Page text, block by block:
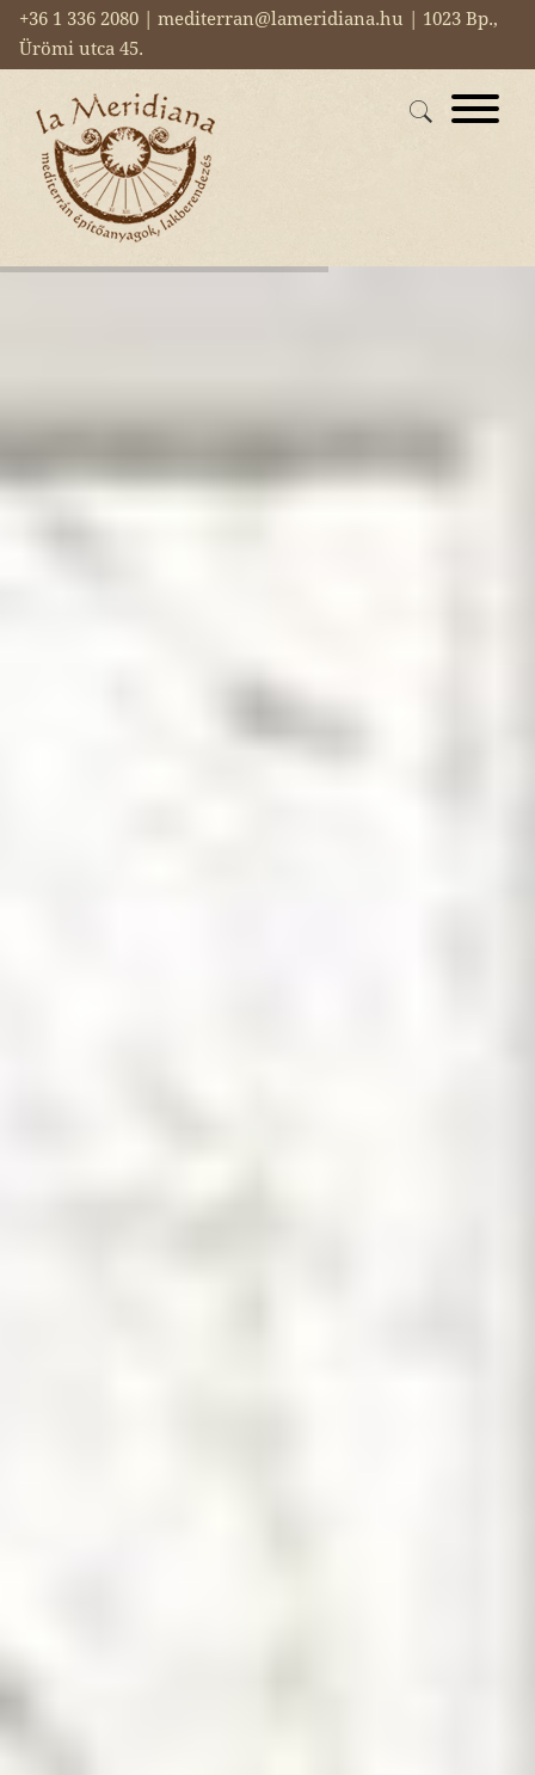
+36 1 336 2080 | mediterran@lameridiana.hu | 1023 Bp.,
Ürömi utca 45.